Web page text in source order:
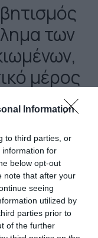
Information
to third parties, or
information for
below opt-out
note that after your
seeing
utilized by
parties prior to
of the further
των
μέρος
κανέναν από
σε
Αυτό